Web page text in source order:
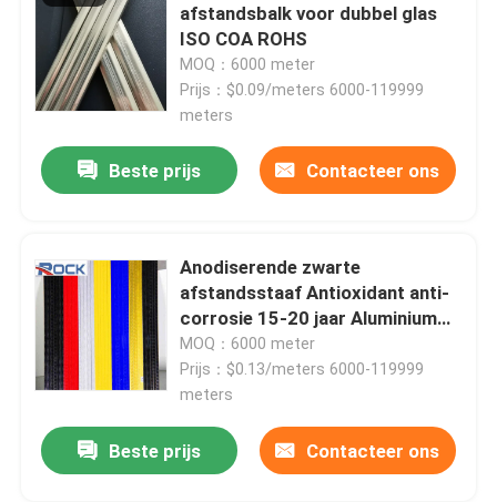
afstandsbalk voor dubbel glas
ISO COA ROHS
MOQ：6000 meter
Prijs：$0.09/meters 6000-119999
meters
Beste prijs Contacteer ons
Anodiserende zwarte
afstandsstaaf Antioxidant anti-
corrosie 15-20 jaar Aluminium
afstandsstaven Zwart Voor
dubbele beglazing
MOQ：6000 meter
Prijs：$0.13/meters 6000-119999
meters
Beste prijs Contacteer ons